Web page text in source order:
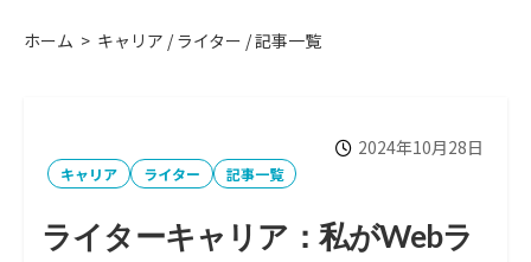
ホーム > キャリア /ライター /記事一覧
テ
ゴ
ー
キャリア ライター 記事一覧
2024年10月28日
ライターキャリア：私がWebラ